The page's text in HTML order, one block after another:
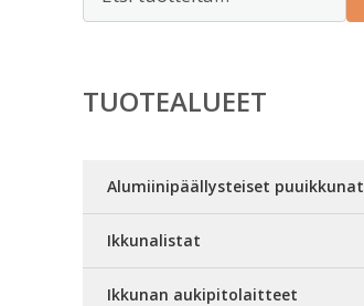
TUOTEALUEET
Alumiinipäällysteiset puuikkunat
Ikkunalistat
Ikkunan aukipitolaitteet